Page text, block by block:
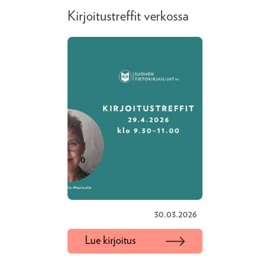
Kirjoitustreffit verkossa
30.03.2026
Lue kirjoitus